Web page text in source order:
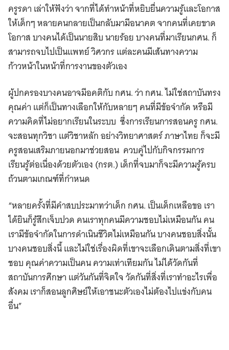
ครูรดา เล่าให้ฟังว่า จากที่ได้ทำหน้าที่หยิบยื่นความรู้และโอกาส
ให้เด็กๆ หลายคนกลายเป็นกลับมามีอนาคต จากคนที่เคยขาด
โอกาส บางคนได้เป็นนายสิบ นายร้อย บางคนที่มาเรียนกศน. ก็
สามารถจบไปเป็นแพทย์ วิศวกร แต่ละคนมีเส้นทางความ
ก้าวหน้าในหน้าที่การงานของตัวเอง
ผู้ปกครองบางคนอาจมีอคติกับ กศน. ว่า กศน. ไม่ใช่สถาบันทรง
คุณค่า แต่ก็เป็นทางเลือกให้กับหลายๆ คนที่มีข้อจำกัด หรือมี
ความคิดที่ไม่อยากเรียนในระบบ ซึ่งการเรียนการสอนครู กศน.
จะสอนทุกวิชา แต่วิชาหลัก อย่างวิทยาศาสตร์ ภาษาไทย ก็จะมี
ครูสอนเสริมภายนอกมาช่วยสอน ควบคู่ไปกับกิจกรรมการ
เรียนรู้ต่อเนื่องด้วยตัวเอง (กรต.) เด็กที่จบมาก็จะมีความรู้ครบ
ถ้วนตามเกณฑ์ที่กำหนด
“หลายครั้งที่​มีคำสบประมาทว่าเด็ก กศน. เป็นเด็กเหลือขอ เรา
ได้ยินก็รู้สึกเจ็บปวด คนเราทุกคนมีความชอบไม่เหมือนกัน คน
เรามีข้อจำกัดในการดำเนินชีวิตไม่เหมือนกัน บางคนชอบสิ่งนั้น
บางคนชอบสิ่งนี้ และไม่ใช่เรื่องผิดที่เขาจะเลือกเดินตามสิ่งที่เขา
ชอบ คุณค่าความเป็นคน ความเท่าเทียมกัน ไม่ได้วัดกันที่
สถาบันการศึกษา แต่วันกันที่จิตใจ วัดกันที่สิ่งที่เราทำอะไรเพื่อ
สังคม เราก็สอนลูกศิษย์ให้เอาชนะตัวเองไม่ต้องไปแข่งกับคน
อื่น”​